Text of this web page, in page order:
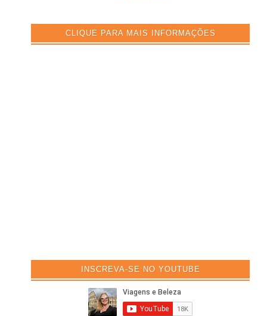
CLIQUE PARA MAIS INFORMAÇÕES
INSCREVA-SE NO YOUTUBE